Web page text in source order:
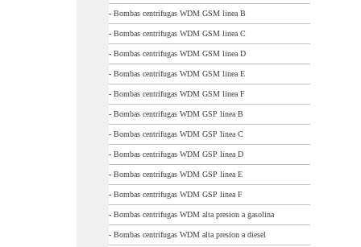
- Bombas centrifugas WDM GSM linea B
- Bombas centrifugas WDM GSM linea C
- Bombas centrifugas WDM GSM linea D
- Bombas centrifugas WDM GSM linea E
- Bombas centrifugas WDM GSM linea F
- Bombas centrifugas WDM GSP linea B
- Bombas centrifugas WDM GSP linea C
- Bombas centrifugas WDM GSP linea D
- Bombas centrifugas WDM GSP linea E
- Bombas centrifugas WDM GSP linea F
- Bombas centrifugas WDM alta presion a gasolina
- Bombas centrifugas WDM alta presion a diesel